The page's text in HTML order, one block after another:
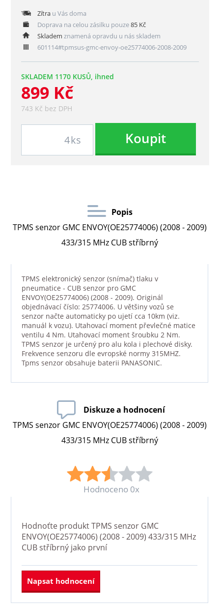
Zítrau Vás doma
Doprava na celou zásilku pouze85 Kč
Skladem znamená opravdu u nás skladem
601114#tpmsus-gmc-envoy-oe25774006-2008-2009
SKLADEM 1170 KUSŮ, ihned
899 Kč
743 Kč bez DPH
ks Koupit
Popis
TPMS senzor GMC ENVOY(OE25774006) (2008 - 2009)
433/315 MHz CUB stříbrný
TPMS elektronický senzor (snímač) tlaku v
pneumatice - CUB senzor pro GMC
ENVOY(OE25774006) (2008 - 2009). Originál
objednávací číslo: 25774006. U většiny vozů se
senzor načte automaticky po ujetí cca 10km (viz.
manuál k vozu). Utahovací moment převlečné matice
ventilu 4 Nm. Utahovací moment šroubku 2 Nm.
TPMS senzor je určený pro alu kola i plechové disky.
Frekvence senzoru dle evropské normy 315MHZ.
Tpms senzor obsahuje baterii PANASONIC.
Diskuze a hodnocení
TPMS senzor GMC ENVOY(OE25774006) (2008 - 2009)
433/315 MHz CUB stříbrný
Hodnoceno 0x
Hodnoťte produktTPMS senzor GMC
ENVOY(OE25774006) (2008 - 2009) 433/315 MHz
CUB stříbrnýjako první
Napsat hodnocení